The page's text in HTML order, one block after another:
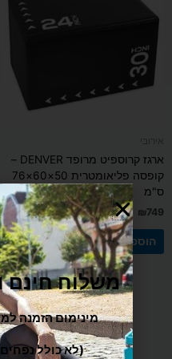
ארגז קרוספיט מרופד DENVER –
קופסה פליאומטרית 50×60×76
ס"מ
₪749
הוספה לסל
משלוח חינם
מינימום הזמנה
(לא כולל